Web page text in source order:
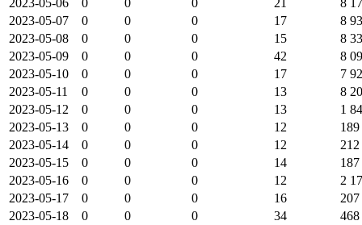
2023-05-07
0 0 0 17
8
2023-05-08
0 0 0 15
8
2023-05-09
0 0 0 42
8
2023-05-10
0 0 0 17
7
2023-05-11
0 0 0 13
8
2023-05-12
0 0 0 13
1
2023-05-13
0 0 0 12
189
2023-05-14
0 0 0 12
212
2023-05-15
0 0 0 14
187
2023-05-16
0 0 0 12
2
2023-05-17
0 0 0 16
207
2023-05-18
0 0 0 34
468